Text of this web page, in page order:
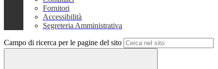
Fornitori
Accessibilità
Segreteria Amministrativa
Campo di ricerca per le pagine del sito